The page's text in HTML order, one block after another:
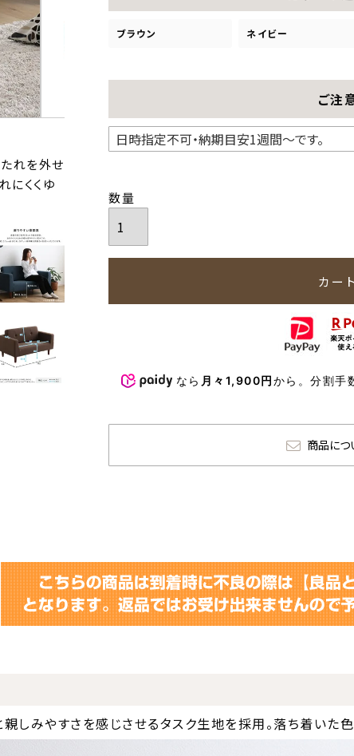
れを外せ
にくくゆ
ブラウン ネイビー
ご注
カー
なら 月々1,900円から。分割手
商品につ
しみやすさを感じさせるタスク生地を採用。落ち着いた